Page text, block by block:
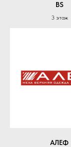
BS
3 этаж
АЛЕФ